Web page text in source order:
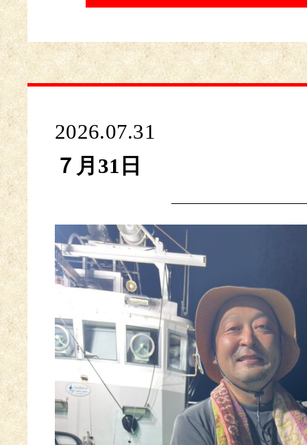
2026.07.31
７月31日